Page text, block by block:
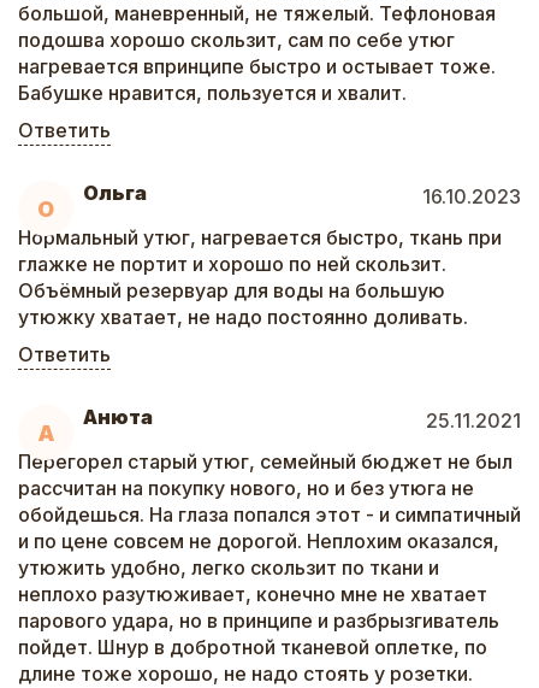
большой, маневренный, не тяжелый. Тефлоновая
подошва хорошо скользит, сам по себе утюг
нагревается впринципе быстро и остывает тоже.
Бабушке нравится, пользуется и хвалит.
Ответить
О
Ольга
16.10.2023
Нормальный утюг, нагревается быстро, ткань при
глажке не портит и хорошо по ней скользит.
Объёмный резервуар для воды на большую
утюжку хватает, не надо постоянно доливать.
Ответить
А
Анюта
25.11.2021
Перегорел старый утюг, семейный бюджет не был
рассчитан на покупку нового, но и без утюга не
обойдешься. На глаза попался этот - и симпатичный
и по цене совсем не дорогой. Неплохим оказался,
утюжить удобно, легко скользит по ткани и
неплохо разутюживает, конечно мне не хватает
парового удара, но в принципе и разбрызгиватель
пойдет. Шнур в добротной тканевой оплетке, по
длине тоже хорошо, не надо стоять у розетки.